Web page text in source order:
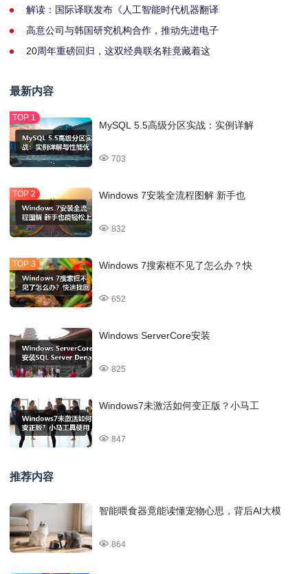
解读：国际译联发布《人工智能时代机器翻译
高意公司与韩国研究机构合作，推动先进电子
20周年重磅回归，这双经典联名鞋竟藏着这
最新内容
MySQL 5.5高级分区实战：实例详解
703
Windows 7安装全流程图解 新手也
832
Windows 7搜索框不见了怎么办？快
652
Windows ServerCore安装
825
Windows7未激活如何变正版？小马工
847
推荐内容
智能喂食器竟能读懂宠物心思，背后AI大模
864